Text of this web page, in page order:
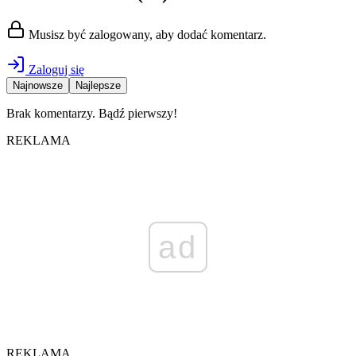
Musisz być zalogowany, aby dodać komentarz.
Zaloguj się
Najnowsze Najlepsze
Brak komentarzy. Bądź pierwszy!
REKLAMA
ad